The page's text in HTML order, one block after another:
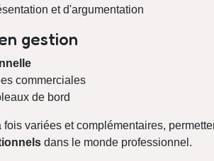
et d'argumentation
gestion
commerciales
de bord
variées et complémentaires,
dans le monde professionnel.